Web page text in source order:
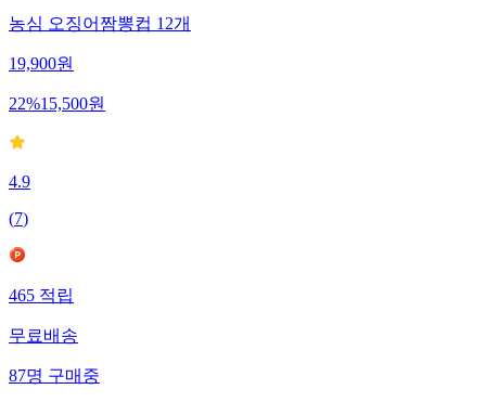
농심 오징어짬뽕컵 12개
19,900원
22%15,500원
4.9
(7)
465 적립
무료배송
87명 구매중